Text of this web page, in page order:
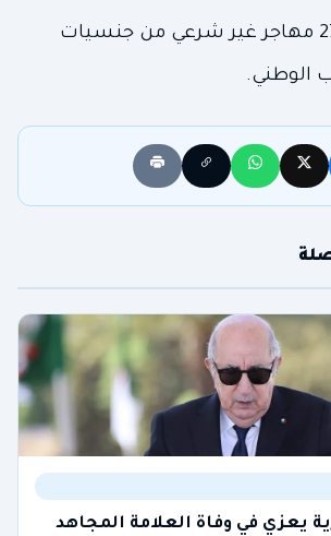
كما تم توقيف 275 مهاجر غير شرعي من جنسيات
الوطني.
يعزي في وفاة العلامة المجاهد